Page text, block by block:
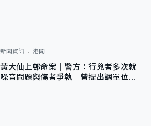
新聞資訊 港聞
黃大仙上邨命案｜警方：行兇者多次就
噪音問題與傷者爭執 曾提出調單位已